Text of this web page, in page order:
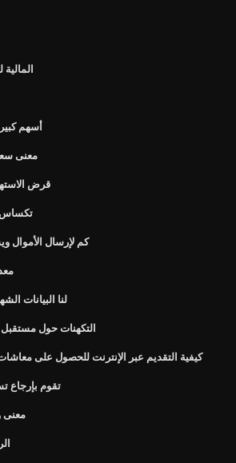
أسهم
معنى
قرض
تكساس
كم لإرسال الأموال
لنا البيانات
التكهنات حول مستقبل
كيفية التقديم عبر الإنترنت للحصول على
تقوم بإرجاع
معنى